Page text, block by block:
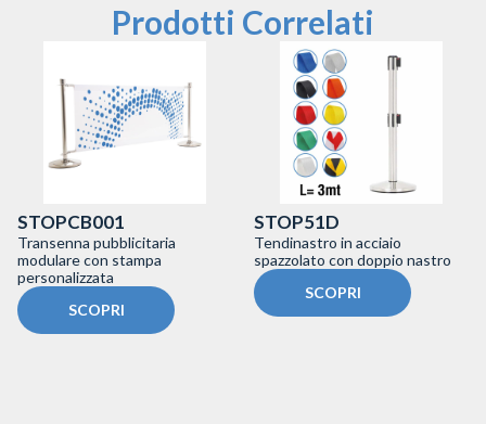
Prodotti Correlati
STOPCB001
Transenna pubblicitaria
modulare con stampa
personalizzata
SCOPRI
STOP51D
Tendinastro in acciaio
spazzolato con doppio nastro
SCOPRI